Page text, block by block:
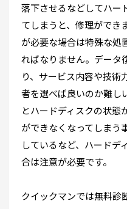
落下させるなどしてハー
てしまうと、修理ができ
が必要な場合は特殊な処
ればなりません。データ
り、サービス内容や技術
者を選べば良いのか難し
とハードディスクの状態
ができなくなってしまう
しているなど、ハードデ
合は注意が必要です。
クイックマンでは無料診